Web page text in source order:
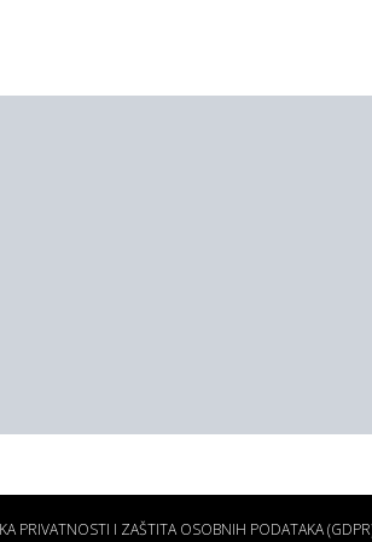
PRIVATNOSTI I ZAŠTITA OSOBNIH PODATAKA